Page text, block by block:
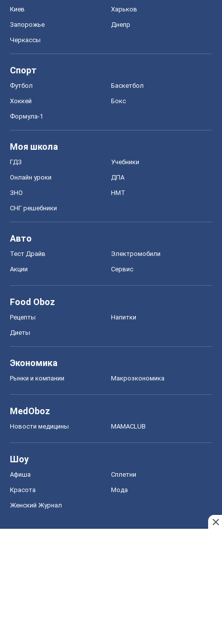
Киев Харьков
Запорожье Днепр
Черкассы
Спорт
Футбол Баскетбол
Хоккей Бокс
Формула-1
Моя школа
ГДЗ Учебники
Онлайн уроки ДПА
ЗНО НМТ
СНГ решебники
Авто
Тест Драйв Электромобили
Акции Сервис
Food Oboz
Рецепты Напитки
Диеты
Экономика
Рынки и компании Mакроэкономика
MedOboz
Новости медицины MAMACLUB
Шоу
Афиша Сплетни
Красота Мода
Женский Журнал